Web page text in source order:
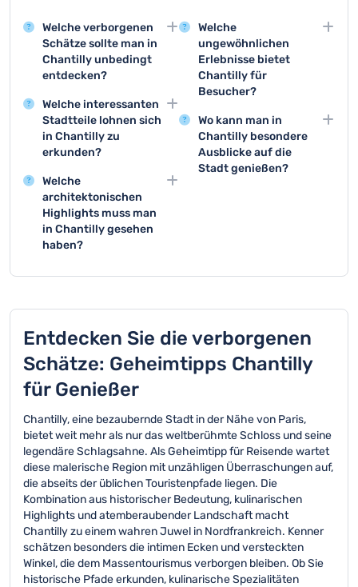
Welche verborgenen
Schätze sollte man in
Chantilly unbedingt
entdecken?
Der Schlosspark von
Chantilly bietet
wunderschöne
versteckte Gärten und
abseits der Hauptrouten
liegen. Besonders
empfehlenswert ist der
Jardin Anglo-Chinois,
ein bezaubernder
einzigartigen
Welche interessanten
Stadtteile lohnen sich
in Chantilly zu
erkunden?
Der historische
Stadtkern rund um das
Schloss ist besonders
charmant und bietet
malerische Gassen mit
authentische Aspekte
Welche
architektonischen
Highlights muss man
in Chantilly gesehen
haben?
Renaissance mit
beeindruckenden
Türmen und prächtigen
Innenräumen. Die Große
Bibliothek im Schloss
schönsten
Bücherräume Europas.
Welche
ungewöhnlichen
Erlebnisse bietet
Chantilly für
Besucher?
Das Pferdegestüt und
Rennzentrum von
Chantilly ermöglicht
einzigartige Einblicke in
die Welt des
mitmachen.
Wo kann man in
Chantilly besondere
Ausblicke auf die
Stadt genießen?
erforderlich, um diesen
Aussichtspunkt zu
besuchen.
Entdecken Sie die verborgenen
Schätze: Geheimtipps Chantilly
für Genießer
Chantilly, eine bezaubernde Stadt in der Nähe von Paris,
bietet weit mehr als nur das weltberühmte Schloss und seine
legendäre Schlagsahne. Als Geheimtipp für Reisende wartet
diese malerische Region mit unzähligen Überraschungen auf,
die abseits der üblichen Touristenpfade liegen. Die
Kombination aus historischer Bedeutung, kulinarischen
Highlights und atemberaubender Landschaft macht
Chantilly zu einem wahren Juwel in Nordfrankreich. Kenner
schätzen besonders die intimen Ecken und versteckten
Winkel, die dem Massentourismus verborgen bleiben. Ob Sie
historische Pfade erkunden, kulinarische Spezialitäten